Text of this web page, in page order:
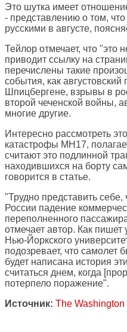
Это шутка имеет
- представлению о том,
русскими в августе,
Тейлор отмечает, что "это
приводит ссылку на
перечислены такие
события, как
Шпицбергене, взрывы в
второй чеченской войны,
многие другие.
Интересно рассмотреть
катастрофы MH17,
считают это подлинной
находившихся на борту
говорится в статье.
"Трудно представить
России падение
переполненного
отмечает автор. Как
Нью-Йоркского
подозревает, что самолет
будет написана история
считаться днем, когда
потерпело поражение".
Источник: The Washington